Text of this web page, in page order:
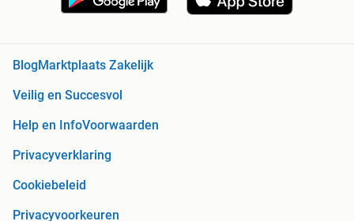
BlogMarktplaats Zakelijk
Veilig en Succesvol
Help en InfoVoorwaarden
Privacyverklaring
Cookiebeleid
Privacyvoorkeuren